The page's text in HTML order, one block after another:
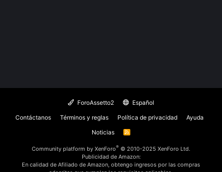
ForoAssetto2
Español
Contáctanos
Términos y reglas Política de privacidad
Ayuda
Noticias
R
Community platform by XenForo® © 2010-2025 XenForo Ltd.
Publicidad de Amazon:
En calidad de Afiliado de Amazon, obtengo ingresos por las compras